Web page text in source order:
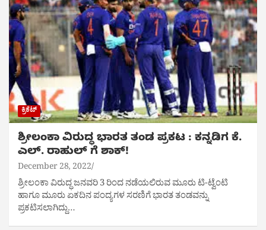
ಕ್ರಿಕೆಟ್
ಶ್ರೀಲಂಕಾ ವಿರುದ್ಧ ಭಾರತ ತಂಡ ಪ್ರಕಟ : ಕನ್ನಡಿಗ ಕೆ.
ಎಲ್. ರಾಹುಲ್ ಗೆ ಶಾಕ್!
December 28, 2022
ಶ್ರೀಲಂಕಾ ವಿರುದ್ಧ ಜನವರಿ 3 ರಿಂದ ನಡೆಯಲಿರುವ ಮೂರು ಟಿ-ಟ್ವೆಂಟಿ
ಹಾಗೂ ಮೂರು ಏಕದಿನ ಪಂದ್ಯಗಳ ಸರಣಿಗೆ ಭಾರತ ತಂಡವನ್ನು
ಪ್ರಕಟಿಸಲಾಗಿದ್ದು…